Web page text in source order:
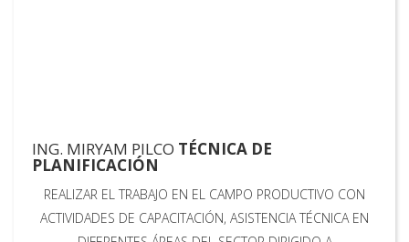
ING. MIRYAM PILCO TÉCNICA DE
PLANIFICACIÓN
REALIZAR EL TRABAJO EN EL CAMPO PRODUCTIVO CON
ACTIVIDADES DE CAPACITACIÓN, ASISTENCIA TÉCNICA EN